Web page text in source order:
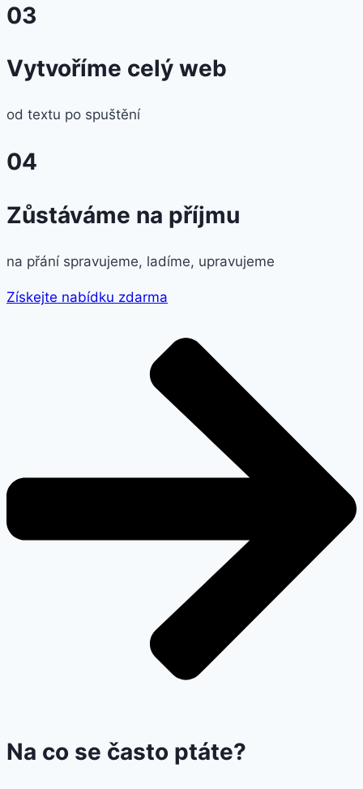
03
Vytvoříme celý web
od textu po spuštění
04
Zůstáváme na příjmu
na přání spravujeme, ladíme, upravujeme
Získejte nabídku zdarma
Na co se často ptáte?